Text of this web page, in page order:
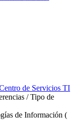
de Servicios TI
/ Tipo de
de Información (